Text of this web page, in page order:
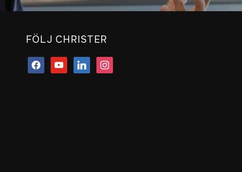
FÖLJ CHRISTER
facebookyoutubelinkedininstagram